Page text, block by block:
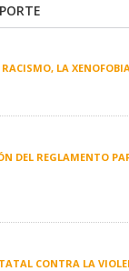
LA
DEL REGLAMENTO
CONTRA LA